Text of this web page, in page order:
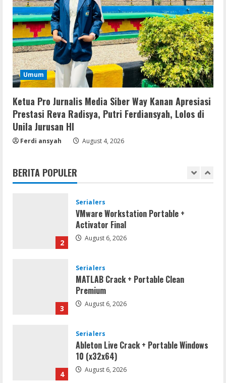
Umum
Ketua Pro Jurnalis Media Siber Way Kanan Apresiasi
Prestasi Reva Radisya, Putri Ferdiansyah, Lolos di
Unila Jurusan HI
Ferdi ansyah August 4, 2026
BERITA POPULER
4
Serialers
Ableton Live Crack + Portable Windows
10 (x32x64)
August 6, 2026
5
Lan
Assassin’s Creed Shadows Digital
Deluxe Edition Cracked Rune Release
for Desktop
August 6, 2026
1
Serialers
MATLAB R2024b Crack exe [Full] x64
2
Serialers
VMware Workstation Portable +
Activator Final
August 6, 2026
3
Serialers
MATLAB Crack + Portable Clean
Premium
August 6, 2026
4
Serialers
Ableton Live Crack + Portable Windows
10 (x32x64)
August 6, 2026